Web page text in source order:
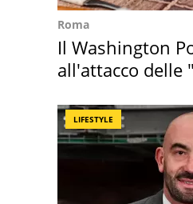
Roma
Il Washington
all'attacco delle
LIFESTYLE